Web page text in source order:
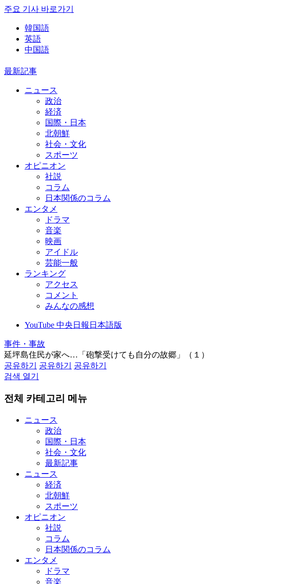
주요 기사 바로가기
韓国語
英語
中国語
最新記事
ニュース
政治
経済
国際・日本
北朝鮮
社会・文化
スポーツ
オピニオン
社説
コラム
日本関係のコラム
エンタメ
ドラマ
音楽
映画
アイドル
芸能一般
ランキング
アクセス
コメント
みんなの感想
YouTube 中央日報日本語版
事件・事故
延坪島住民が家へ…「砲撃受けても自分の故郷」（１）
공유하기
공유하기
공유하기
검색 열기
전체 카테고리 메뉴
ニュース
政治
国際・日本
社会・文化
最新記事
ニュース
経済
北朝鮮
スポーツ
オピニオン
社説
コラム
日本関係のコラム
エンタメ
ドラマ
音楽